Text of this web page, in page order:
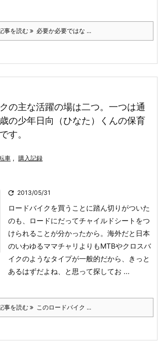
事を読む 必要か必要ではな ...
の主な活躍の場は二つ。一つは通
の少年日向（ひなた）くんの保育
す。
車 , 購入記録
 2013/05/31
ロードバイクを買うことに踏ん切りがついた
のも、ロードにだってチャイルドシートをつ
けられることが分かったから。海外だと日本
のいわゆるママチャリよりもMTBやクロスバ
イクのようなタイプが一般的だから、きっと
あるはずだよね、と思って探してお ...
事を読む このロードバイク ...